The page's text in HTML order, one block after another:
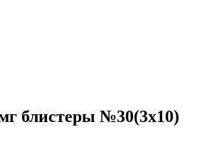
блистеры №30(3x10)